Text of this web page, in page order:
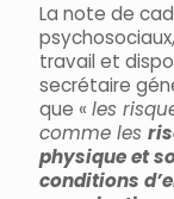
La note de
travail et
secrétaire
que « les
comme les
physique et
conditions